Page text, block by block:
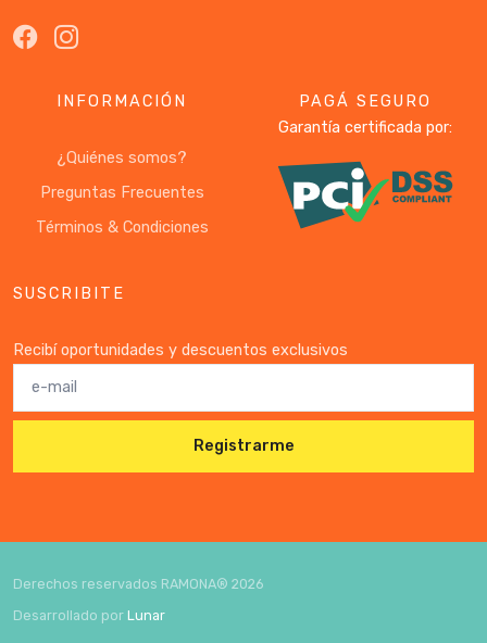
INFORMACIÓN
¿Quiénes somos?
Preguntas Frecuentes
Términos & Condiciones
PAGÁ SEGURO
Garantía certificada por:
SUSCRIBITE
Recibí oportunidades y descuentos exclusivos
Registrarme
Derechos reservados RAMONA® 2026
Desarrollado por Lunar